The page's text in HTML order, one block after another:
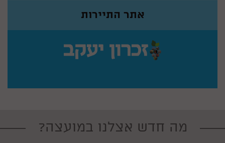
אתר התיירות
מה חדש אצלנו במועצה?